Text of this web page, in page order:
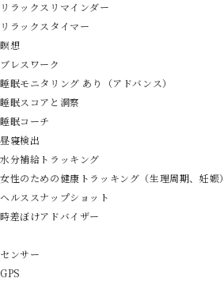
リラックスリマインダー
リラックスタイマー
瞑想
ブレスワーク
睡眠モニタリング あり（アドバンス）
睡眠スコアと洞察
睡眠コーチ
昼寝検出
水分補給トラッキング
女性のための健康トラッキング（生理周期、妊娠）
ヘルススナップショット
時差ぼけアドバイザー
センサー
GPS